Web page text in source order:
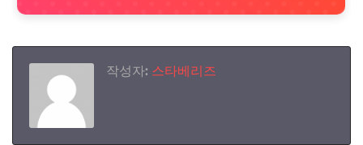
작성자: 스타베리즈